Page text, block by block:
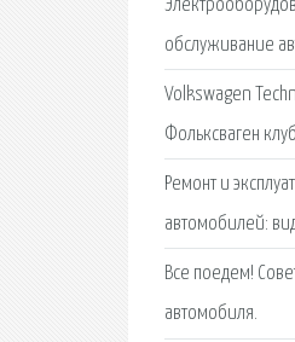
обслуживание
Volkswagen
Фольксваген
Ремонт и
автомобилей:
Все поедем!
автомобиля.